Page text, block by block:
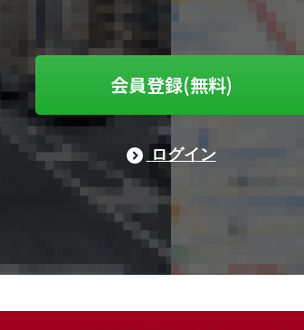
会員登録(無料)
ログイン